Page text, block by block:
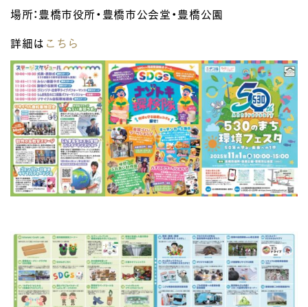
場所：豊橋市役所・豊橋市公会堂・豊橋公園
詳細は こちら